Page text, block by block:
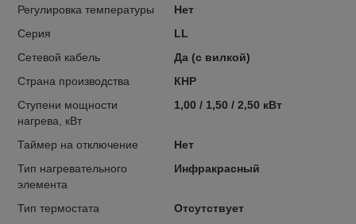
Регулировка температуры
Нет
Серия
LL
Сетевой кабель
Да (с вилкой)
Страна производства
КНР
Ступени мощности
нагрева, кВт
1,00 / 1,50 / 2,50 кВт
Таймер на отключение
Нет
Тип нагревательного
элемента
Инфракрасный
Тип термостата
Отсутствует